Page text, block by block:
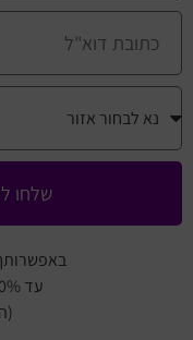
שלחו
עד 80% הנחה למגוון מופעים